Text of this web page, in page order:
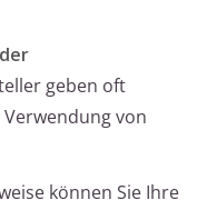
geben oft
von
können Sie Ihre